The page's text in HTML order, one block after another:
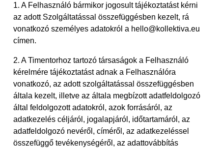
1. A Felhasználó bármikor jogosult tájékoztatást kérni
az adott Szolgáltatással összefüggésben kezelt, rá
vonatkozó személyes adatokról a hello@kollektiva.eu
címen.
2. A Timentorhoz tartozó társaságok a Felhasználó
kérelmére tájékoztatást adnak a Felhasználóra
vonatkozó, az adott szolgáltatással összefüggésben
általa kezelt, illetve az általa megbízott adatfeldolgozó
által feldolgozott adatokról, azok forrásáról, az
adatkezelés céljáról, jogalapjáról, időtartamáról, az
adatfeldolgozó nevéről, címéről, az adatkezeléssel
összefüggő tevékenységéről, az adattovábbítás